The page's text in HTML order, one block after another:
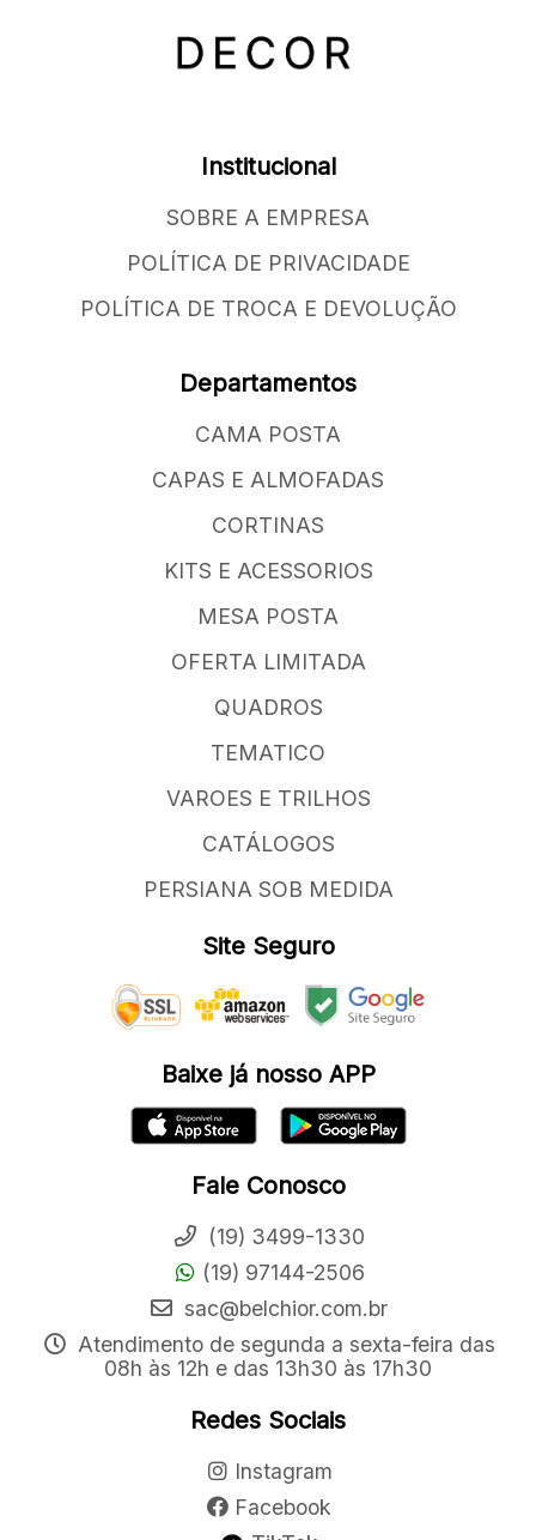
Institucional
SOBRE A EMPRESA
POLÍTICA DE PRIVACIDADE
POLÍTICA DE TROCA E DEVOLUÇÃO
Departamentos
CAMA POSTA
CAPAS E ALMOFADAS
CORTINAS
KITS E ACESSORIOS
MESA POSTA
OFERTA LIMITADA
QUADROS
TEMATICO
VAROES E TRILHOS
CATÁLOGOS
PERSIANA SOB MEDIDA
Site Seguro
Baixe já nosso APP
Fale Conosco
(19) 3499-1330
(19) 97144-2506
sac@belchior.com.br
Atendimento de segunda a sexta-feira das
08h às 12h e das 13h30 às 17h30
Redes Sociais
Instagram
Facebook